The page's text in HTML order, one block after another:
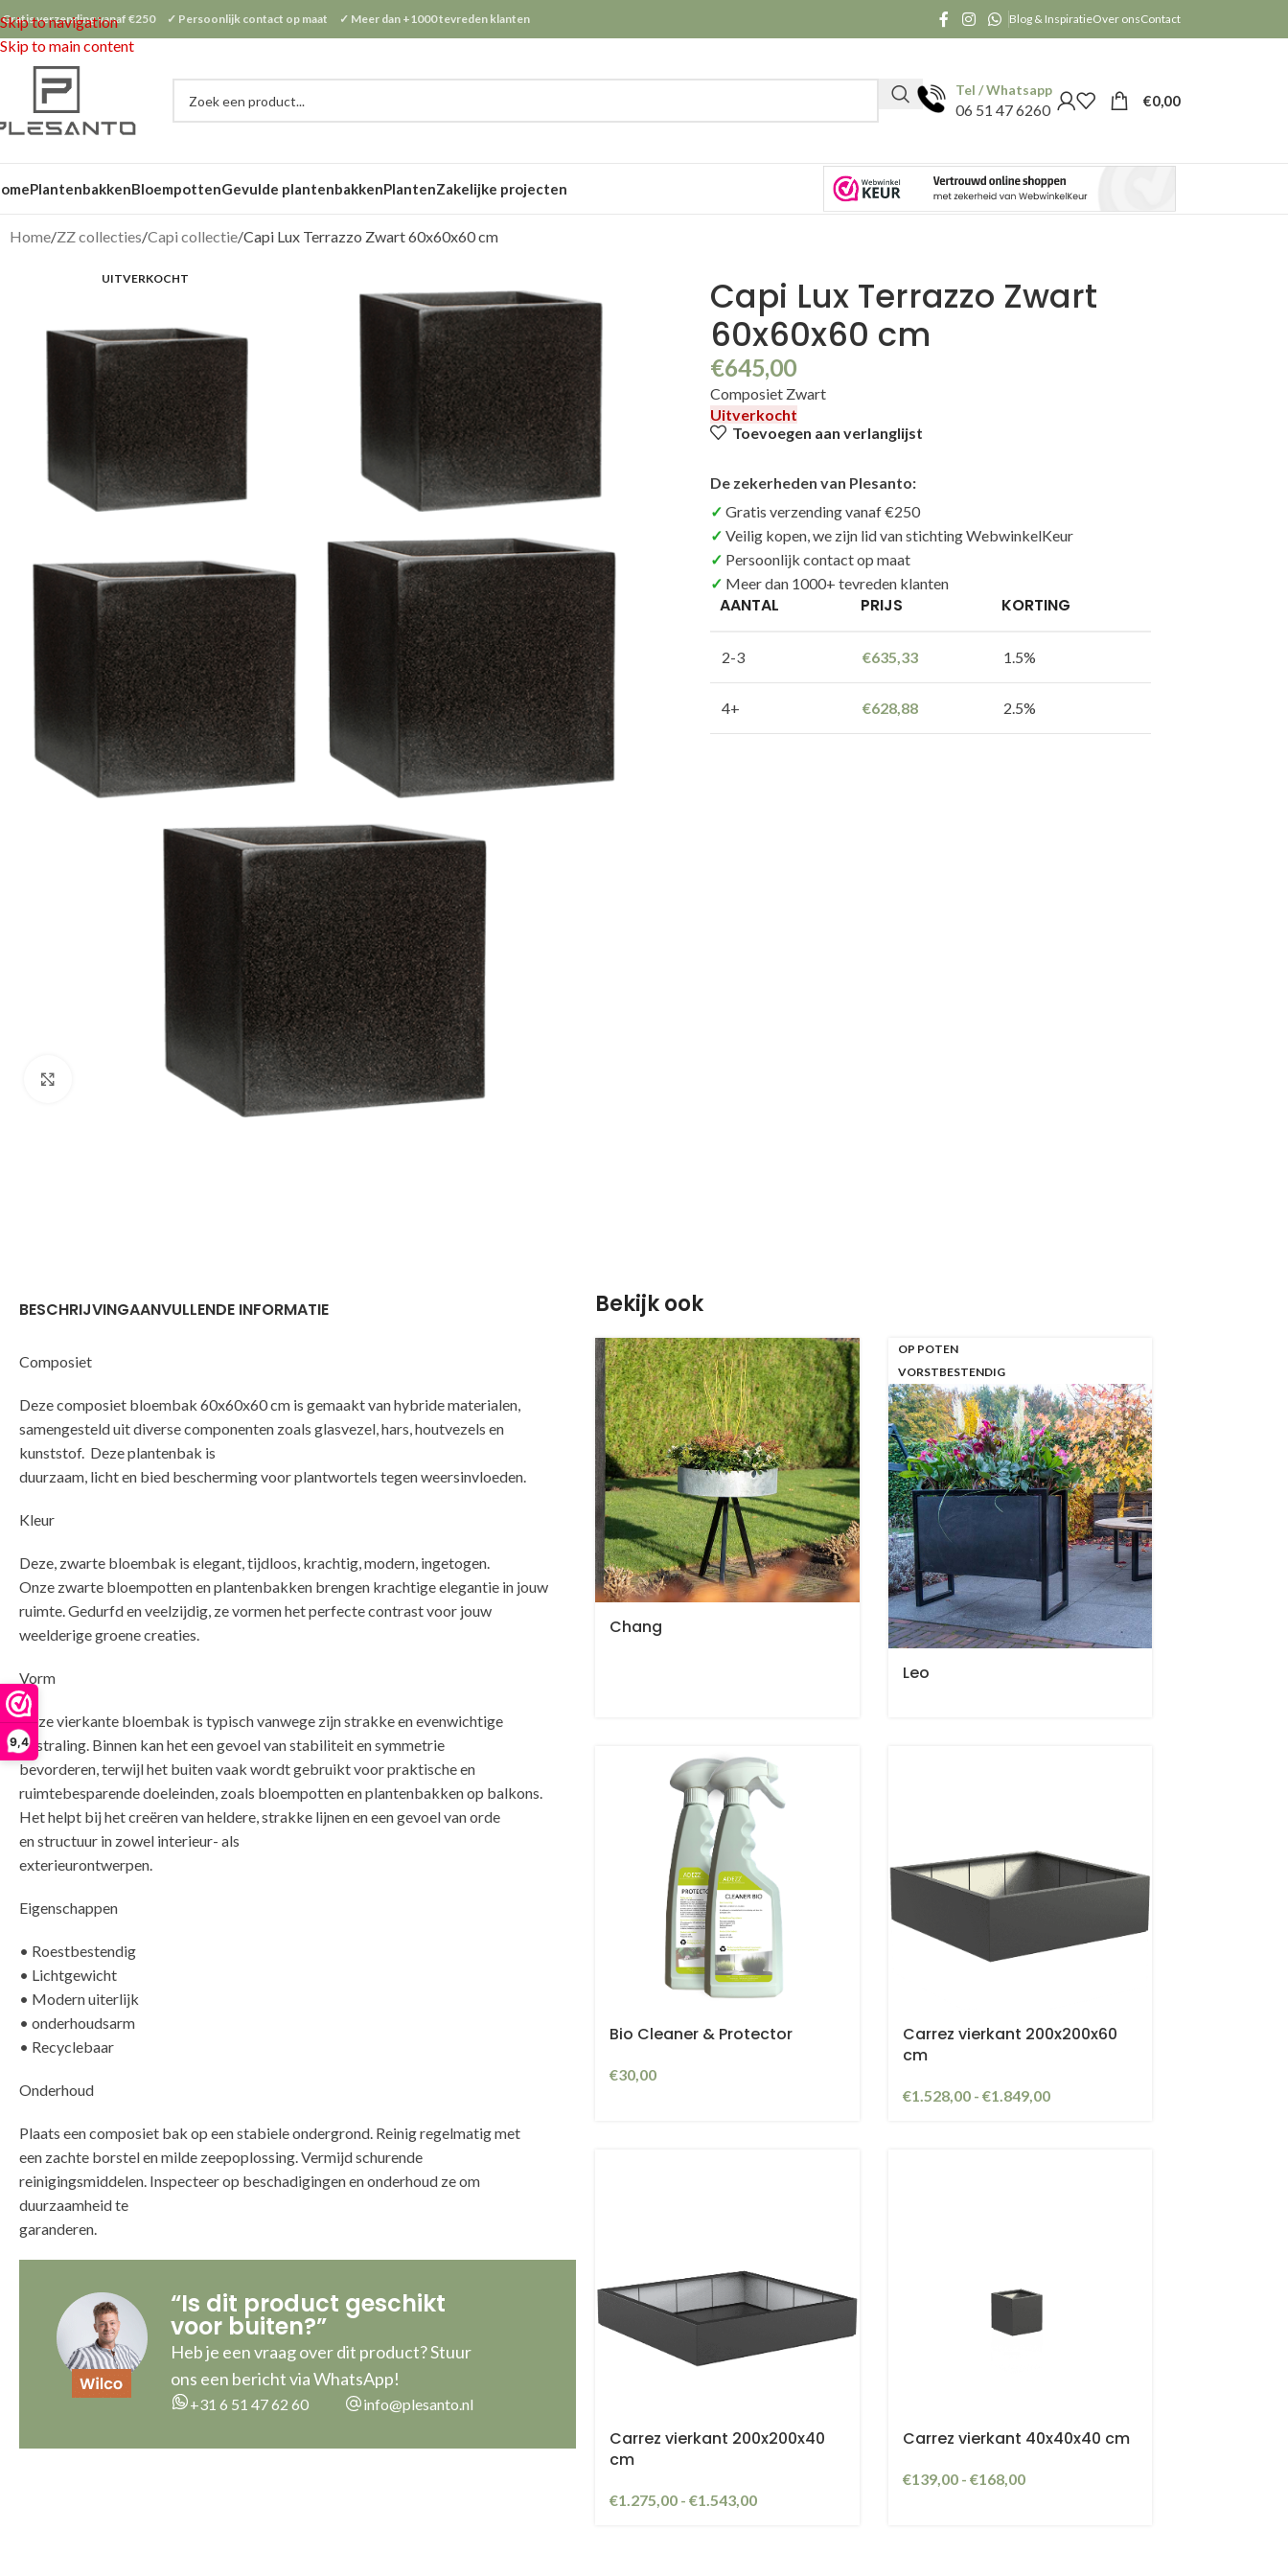
9,4
Skip to navigation
Skip to main content
verzending vanaf €250 ✓ Persoonlijk contact op maat ✓ Meer dan +1000 tevreden klanten Blog & InspiratieOver onsContact
Tel / Whatsapp
06 51 47 6260
€0,00
PlantenbakkenBloempottenGevulde plantenbakkenPlantenZakelijke projecten
Home ZZ collecties Capi collectie Capi Lux Terrazzo Zwart 60x60x60 cm
UITVERKOCHT
Klik om te vergroten
Capi Lux Terrazzo Zwart
60x60x60 cm
€645,00
Composiet Zwart
Uitverkocht
Toevoegen aan verlanglijst
De zekerheden van Plesanto:
Gratis verzending vanaf €250
Veilig kopen, we zijn lid van stichting WebwinkelKeur
Persoonlijk contact op maat
Meer dan 1000+ tevreden klanten
AANTAL PRIJS KORTING
2-3 €635,33 1.5%
4+ €628,88 2.5%
BESCHRIJVINGAANVULLENDE INFORMATIE
Composiet
Deze composiet bloembak 60x60x60 cm is gemaakt van hybride materialen,
samengesteld uit diverse componenten zoals glasvezel, hars, houtvezels en
kunststof. Deze plantenbak is
duurzaam, licht en bied bescherming voor plantwortels tegen weersinvloeden.
Kleur
Deze, zwarte bloembak is elegant, tijdloos, krachtig, modern, ingetogen.
Onze zwarte bloempotten en plantenbakken brengen krachtige elegantie in jouw
ruimte. Gedurfd en veelzijdig, ze vormen het perfecte contrast voor jouw
weelderige groene creaties.
Vorm
Deze vierkante bloembak is typisch vanwege zijn strakke en evenwichtige
uitstraling. Binnen kan het een gevoel van stabiliteit en symmetrie
bevorderen, terwijl het buiten vaak wordt gebruikt voor praktische en
ruimtebesparende doeleinden, zoals bloempotten en plantenbakken op balkons.
Het helpt bij het creëren van heldere, strakke lijnen en een gevoel van orde
en structuur in zowel interieur- als
Eigenschappen
• Roestbestendig
• Lichtgewicht
• Modern uiterlijk
• onderhoudsarm
• Recyclebaar
Onderhoud
Plaats een composiet bak op een stabiele ondergrond. Reinig regelmatig met
een zachte borstel en milde zeepoplossing. Vermijd schurende
reinigingsmiddelen. Inspecteer op beschadigingen en onderhoud ze om
duurzaamheid te
“Is dit product geschikt
voor buiten?”
Heb je een vraag over dit product? Stuur
ons een bericht via WhatsApp!
+31 6 51 47 62 60 info@plesanto.nl
Bekijk ook
Chang
OP POTEN
VORSTBESTENDIG
Leo
Bio Cleaner & Protector
€30,00
Carrez vierkant 200x200x60
cm
€1.528,00 - €1.849,00
Carrez vierkant 200x200x40
cm
€1.275,00 - €1.543,00
Carrez vierkant 40x40x40 cm
€139,00 - €168,00